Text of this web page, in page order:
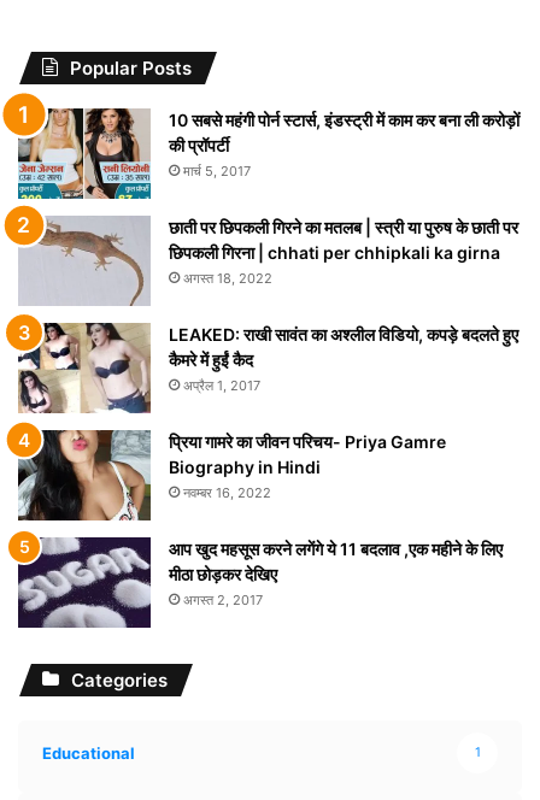
Popular Posts
10 सबसे महंगी पोर्न स्टार्स, इंडस्ट्री में काम कर बना ली करोड़ों
की प्रॉपर्टी
मार्च 5, 2017
छाती पर छिपकली गिरने का मतलब | स्त्री या पुरुष के छाती पर
छिपकली गिरना | chhati per chhipkali ka girna
अगस्त 18, 2022
LEAKED: राखी सावंत का अश्लील विडियो, कपड़े बदलते हुए
कैमरे में हुईं कैद
अप्रैल 1, 2017
प्रिया गामरे का जीवन परिचय- Priya Gamre
Biography in Hindi
नवम्बर 16, 2022
आप खुद महसूस करने लगेंगे ये 11 बदलाव ,एक महीने के लिए
मीठा छोड़कर देखिए
अगस्त 2, 2017
Categories
Educational 1